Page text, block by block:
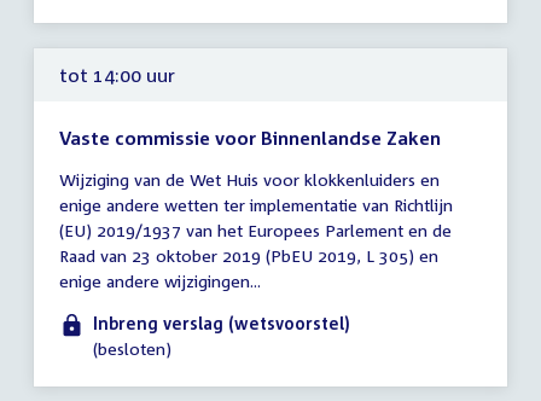
tot 14:00 uur
Vaste commissie voor Binnenlandse Zaken
vergadering
tot
14:00
uur
Wijziging van de Wet Huis voor klokkenluiders en
enige andere wetten ter implementatie van Richtlijn
(EU) 2019/1937 van het Europees Parlement en de
Raad van 23 oktober 2019 (PbEU 2019, L 305) en
enige andere wijzigingen...
Inbreng verslag (wetsvoorstel)
(besloten)